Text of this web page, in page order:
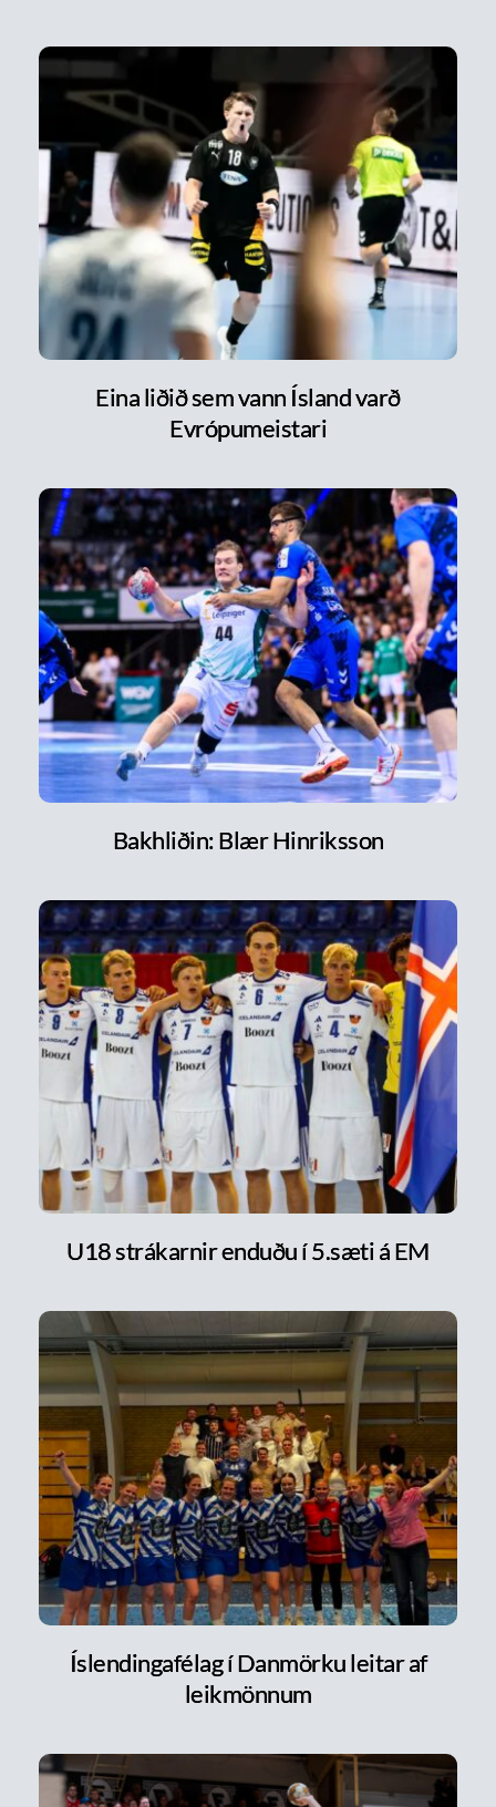
Eina liðið sem vann Ísland varð
Evrópumeistari
Bakhliðin: Blær Hinriksson
U18 strákarnir enduðu í 5.sæti á EM
Íslendingafélag í Danmörku leitar af
leikmönnum